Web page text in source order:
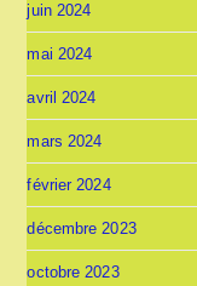
juin 2024
mai 2024
avril 2024
mars 2024
février 2024
décembre 2023
octobre 2023